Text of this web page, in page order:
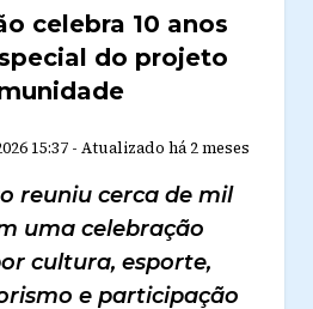
celebra 10 anos
do projeto
15:37 - Atualizado há 2 meses
reuniu cerca de mil
uma celebração
cultura, esporte,
e participação